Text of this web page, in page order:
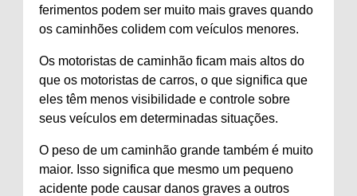
ferimentos podem ser muito mais graves quando
os caminhões colidem com veículos menores.
Os motoristas de caminhão ficam mais altos do
que os motoristas de carros, o que significa que
eles têm menos visibilidade e controle sobre
seus veículos em determinadas situações.
O peso de um caminhão grande também é muito
maior. Isso significa que mesmo um pequeno
acidente pode causar danos graves a outros